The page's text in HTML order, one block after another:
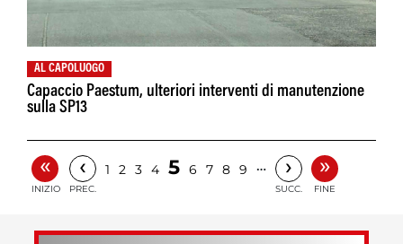
AL CAPOLUOGO
Capaccio Paestum, ulteriori interventi di manutenzione
sulla SP13
«
INIZIO
‹
PREC.
1 2 3 4 5 6 7 8 9 … ›
SUCC.
»
FINE